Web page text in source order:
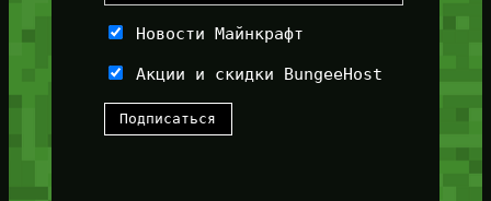
Новости Майнкрафт
Акции и скидки BungeeHost